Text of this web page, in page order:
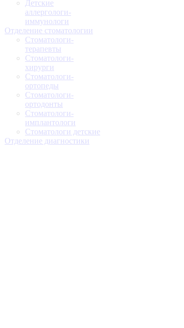
Детские
аллергологи-
иммунологи
Отделение стоматологии
Стоматологи-
терапевты
Стоматологи-
хирурги
Стоматологи-
ортопеды
Стоматологи-
ортодонты
Стоматологи-
имплантологи
Стоматологи детские
Отделение диагностики